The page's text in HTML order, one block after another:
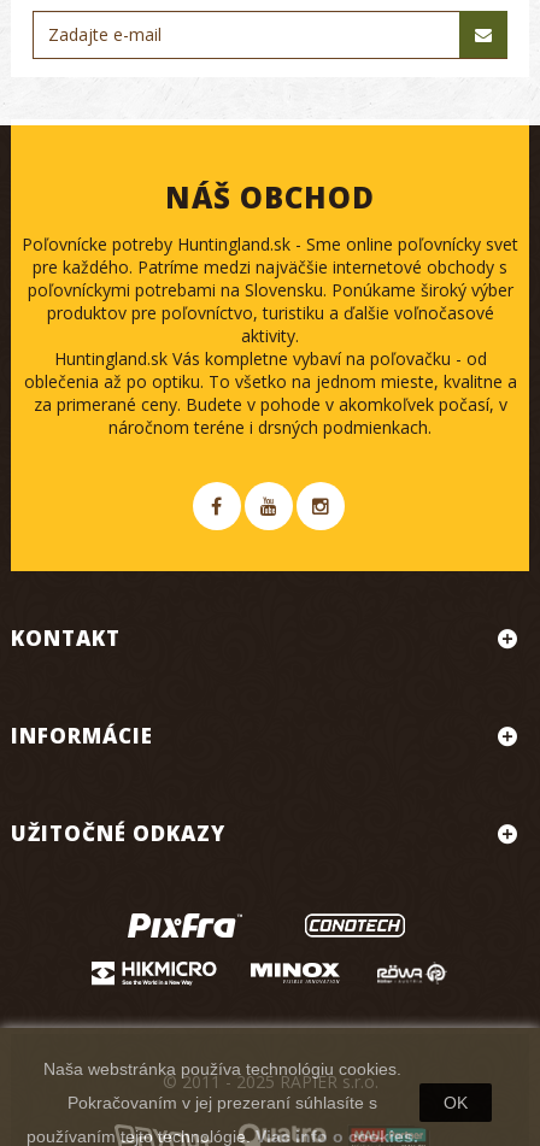
NÁŠ OBCHOD
Poľovnícke potreby Huntingland.sk - Sme online poľovnícky svet
pre každého. Patríme medzi najväčšie internetové obchody s
poľovníckymi potrebami na Slovensku. Ponúkame široký výber
produktov pre poľovníctvo, turistiku a ďalšie voľnočasové
aktivity.
Huntingland.sk Vás kompletne vybaví na poľovačku - od
oblečenia až po optiku. To všetko na jednom mieste, kvalitne a
za primerané ceny. Budete v pohode v akomkoľvek počasí, v
náročnom teréne i drsných podmienkach.
KONTAKT
INFORMÁCIE
UŽITOČNÉ ODKAZY
Naša webstránka používa technológiu cookies.
Pokračovaním v jej prezeraní súhlasíte s
používaním tejto technológie.Viac info o cookies.
OK
© 2011 - 2025 RAPIER s.r.o.